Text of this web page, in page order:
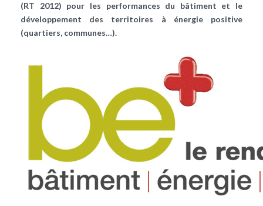
(RT 2012) pour les performances du bâtiment et le
développement des territoires à énergie positive
(quartiers, communes…).